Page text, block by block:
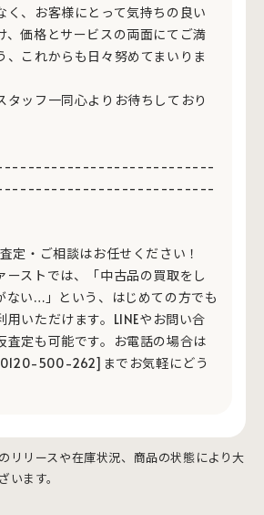
く、お客様にとって気持ちの良い
、価格とサービスの両面にてご満
、これからも日々努めてまいりま
タッフ一同心よりお待ちしており
定・ご相談はお任せください！
ーストでは、「中古品の買取をし
ない…」という、はじめての方でも
用いただけます。LINEやお問い合
査定も可能です。お電話の場合は
500-262]までお気軽にどう
リリースや在庫状況、商品の状態により大
います。